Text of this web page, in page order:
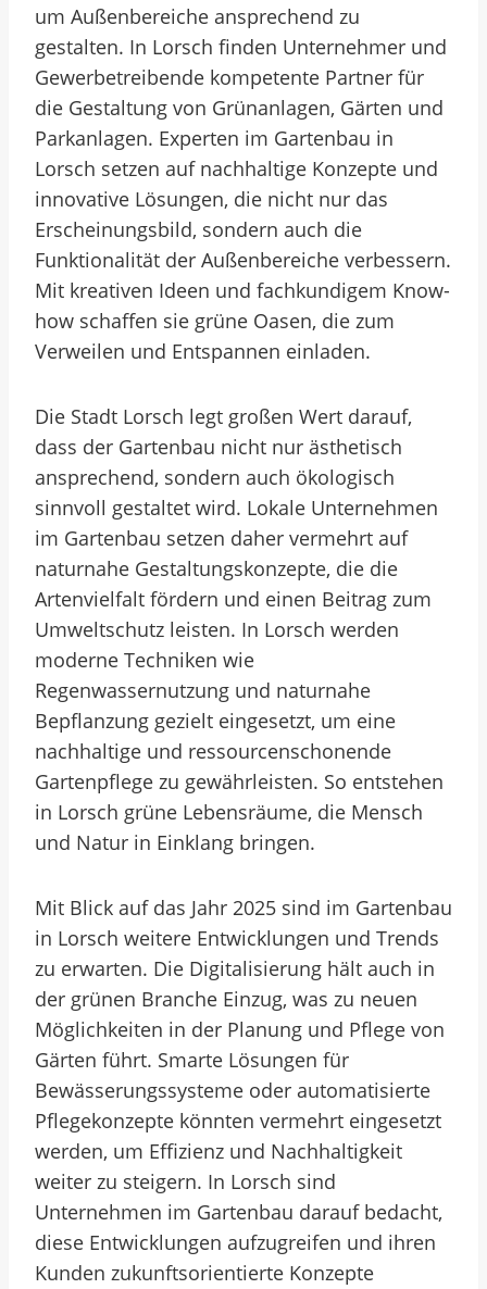
um Außenbereiche ansprechend zu
gestalten. In Lorsch finden Unternehmer und
Gewerbetreibende kompetente Partner für
die Gestaltung von Grünanlagen, Gärten und
Parkanlagen. Experten im Gartenbau in
Lorsch setzen auf nachhaltige Konzepte und
innovative Lösungen, die nicht nur das
Erscheinungsbild, sondern auch die
Funktionalität der Außenbereiche verbessern.
Mit kreativen Ideen und fachkundigem Know-
how schaffen sie grüne Oasen, die zum
Verweilen und Entspannen einladen.
Die Stadt Lorsch legt großen Wert darauf,
dass der Gartenbau nicht nur ästhetisch
ansprechend, sondern auch ökologisch
sinnvoll gestaltet wird. Lokale Unternehmen
im Gartenbau setzen daher vermehrt auf
naturnahe Gestaltungskonzepte, die die
Artenvielfalt fördern und einen Beitrag zum
Umweltschutz leisten. In Lorsch werden
moderne Techniken wie
Regenwassernutzung und naturnahe
Bepflanzung gezielt eingesetzt, um eine
nachhaltige und ressourcenschonende
Gartenpflege zu gewährleisten. So entstehen
in Lorsch grüne Lebensräume, die Mensch
und Natur in Einklang bringen.
Mit Blick auf das Jahr 2025 sind im Gartenbau
in Lorsch weitere Entwicklungen und Trends
zu erwarten. Die Digitalisierung hält auch in
der grünen Branche Einzug, was zu neuen
Möglichkeiten in der Planung und Pflege von
Gärten führt. Smarte Lösungen für
Bewässerungssysteme oder automatisierte
Pflegekonzepte könnten vermehrt eingesetzt
werden, um Effizienz und Nachhaltigkeit
weiter zu steigern. In Lorsch sind
Unternehmen im Gartenbau darauf bedacht,
diese Entwicklungen aufzugreifen und ihren
Kunden zukunftsorientierte Konzepte